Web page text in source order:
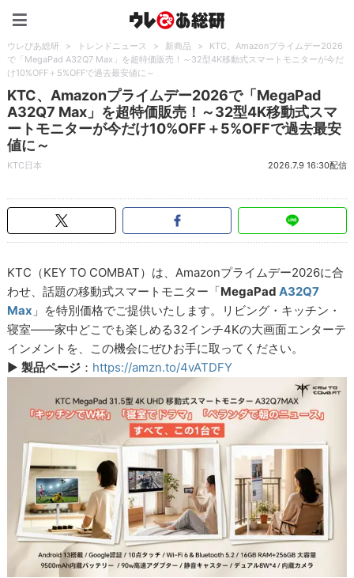
ウレぴあ総研 > トレンドニュース > 新商品 >
KTC、Amazonプライムデー2026
で「MegaPad A32Q7 Max」を超特価販売！～32型4K移動式スマートモニターが今だ
け10%OFF＋5%OFFで過去最安値に～
KTC、Amazonプライムデー2026で「MegaPad
A32Q7 Max」を超特価販売！～32型4K移動式スマ
ートモニターが今だけ10%OFF＋5%OFFで過去最安
値に～
KTC日本 2026.7.9 16:30配信
KTC（KEY TO COMBAT）は、Amazonプライムデー2026に合
わせ、話題の移動式スマートモニター「MegaPadA32Q7
Max 」を特別価格でご提供いたします。リビング・キッチン・
寝室――家中どこでも楽しめる32インチ4Kの大画面エンターテ
インメントを、この機会にぜひお手に取ってください。
▶製品ページ ： https://amzn.to/4vATDFY